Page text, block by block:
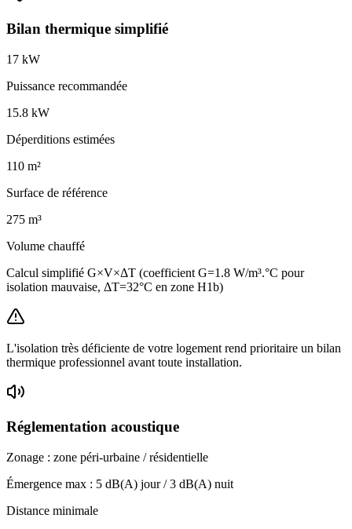
Bilan thermique simplifié
17 kW
Puissance recommandée
15.8 kW
Déperditions estimées
110 m²
Surface de référence
275 m³
Volume chauffé
Calcul simplifié G×V×ΔT (coefficient G=1.8 W/m³.°C pour
isolation mauvaise, ΔT=32°C en zone H1b)
L'isolation très déficiente de votre logement rend prioritaire un bilan
thermique professionnel avant toute installation.
Réglementation acoustique
Zonage : zone péri-urbaine / résidentielle
Émergence max : 5 dB(A) jour /3 dB(A) nuit
Distance minimale